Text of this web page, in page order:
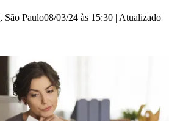
, São Paulo08/03/24 às 15:30 | Atualizado